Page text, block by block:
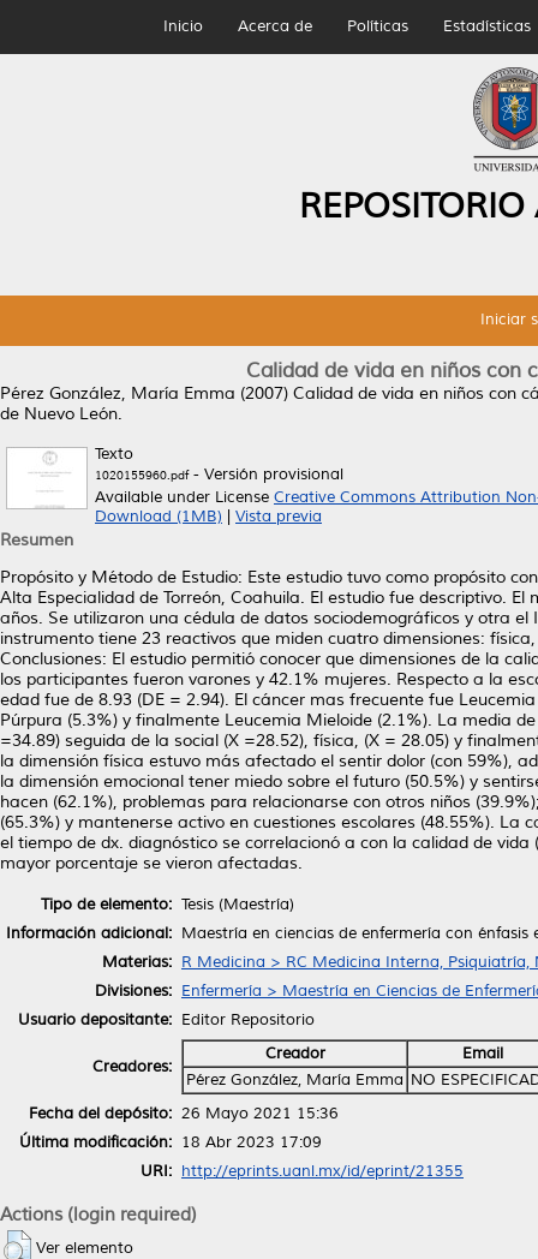
Inicio Acerca de Políticas Estadísticas
Iniciar
Calidad de vida en niños con
Pérez González, María Emma (2007) Calidad de vida en niños con
de Nuevo León.
Texto
1020155960.pdf- Versión provisional
Available under License Creative Commons Attribution
Download (1MB)
Vista previa
Resumen
Propósito y Método de Estudio: Este estudio tuvo como propósito
Alta Especialidad de Torreón, Coahuila. El estudio fue descriptivo.
años. Se utilizaron una cédula de datos sociodemográficos y otra
instrumento tiene 23 reactivos que miden cuatro dimensiones:
Conclusiones: El estudio permitió conocer que dimensiones de la
los participantes fueron varones y 42.1% mujeres. Respecto a la
edad fue de 8.93 (DE = 2.94). El cáncer mas frecuente fue
Púrpura (5.3%) y finalmente Leucemia Mieloide (2.1%). La media
=34.89) seguida de la social (X =28.52), física, (X = 28.05) y
la dimensión física estuvo más afectado el sentir dolor (con 59%),
la dimensión emocional tener miedo sobre el futuro (50.5%) y
hacen (62.1%), problemas para relacionarse con otros niños
(65.3%) y mantenerse activo en cuestiones escolares (48.55%). La
el tiempo de dx. diagnóstico se correlacionó a con la calidad de
mayor porcentaje se vieron afectadas.
Tipo de elemento: Tesis (Maestría)
Información adicional: Maestría en ciencias de enfermería con
Materias: R Medicina > RC Medicina Interna, Psiquiatría,
Divisiones: Enfermería > Maestría en Ciencias de
Usuario depositante: Editor Repositorio
Creadores:
Creador
Email
Pérez González, María Emma NO
Fecha del depósito: 26 Mayo 2021 15:36
Última modificación: 18 Abr 2023 17:09
URI: http://eprints.uanl.mx/id/eprint/21355
Actions (login required)
Ver elemento